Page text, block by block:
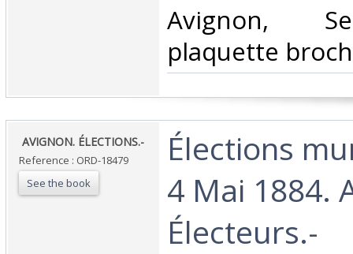
‎Avignon,
plaquette
‎ AVIGNON. ÉLECTIONS.-‎
Reference : ORD-18479
See the book
‎Élections
4 Mai 1884.
Électeurs.-‎